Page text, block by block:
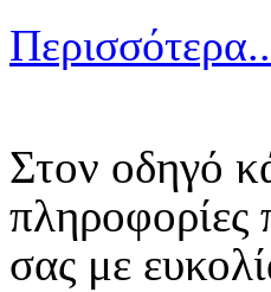
Στον οδηγό
πληροφορίες
σας με